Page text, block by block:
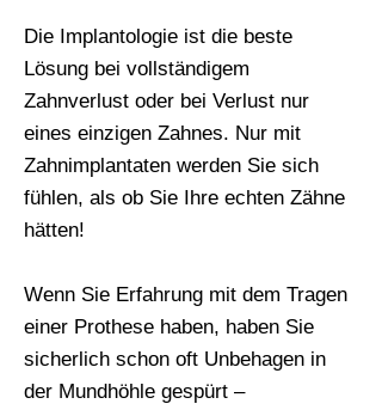
Die Implantologie ist die beste
Lösung bei vollständigem
Zahnverlust oder bei Verlust nur
eines einzigen Zahnes. Nur mit
Zahnimplantaten werden Sie sich
fühlen, als ob Sie Ihre echten Zähne
hätten!
Wenn Sie Erfahrung mit dem Tragen
einer Prothese haben, haben Sie
sicherlich schon oft Unbehagen in
der Mundhöhle gespürt –